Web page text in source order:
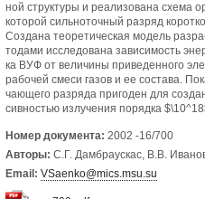
ной структуры и реализована схема
которой сильноточный разряд
Создана теоретическая модель
тодами исследована зависимость
ка ВУФ от величины приведенного
рабочей смеси газов и ее состава.
чающего разряда пригоден для
сивностью излучения порядка
Номер документа: 2002 -16/700
Авторы: С.Г. Дамбраускас, В.В.
Email: VSaenko@mics.msu.su